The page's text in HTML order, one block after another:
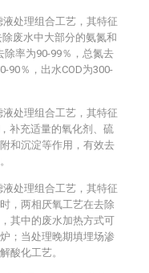
处理组合工艺，其特征
废水中大部分的氨氮和
除率为90-99％，总氮去
90％，出水COD为300-
处理组合工艺，其特征
补充适量的氧化剂、硫
和沉淀等作用，有效去
处理组合工艺，其特征
，两相厌氧工艺在去除
其中的废水加热方式可
；当处理晚期填埋场渗
酸化工艺。